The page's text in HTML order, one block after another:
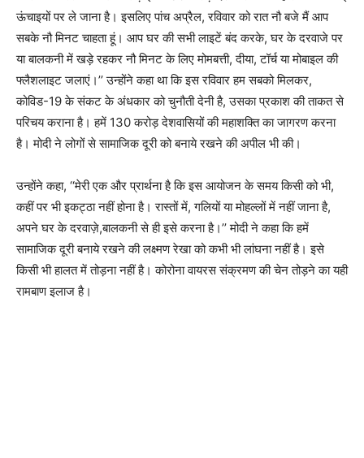
ऊंचाइयों पर ले जाना है। इसलिए पांच अप्रैल, रविवार को रात नौ बजे मैं आप
सबके नौ मिनट चाहता हूं। आप घर की सभी लाइटें बंद करके, घर के दरवाजे पर
या बालकनी में खड़े रहकर नौ मिनट के लिए मोमबत्ती, दीया, टॉर्च या मोबाइल की
फ्लैशलाइट जलाएं।’’ उन्होंने कहा था कि इस रविवार हम सबको मिलकर,
कोविड-19 के संकट के अंधकार को चुनौती देनी है, उसका प्रकाश की ताकत से
परिचय कराना है। हमें 130 करोड़ देशवासियों की महाशक्ति का जागरण करना
है। मोदी ने लोगों से सामाजिक दूरी को बनाये रखने की अपील भी की।
उन्होंने कहा, ‘‘मेरी एक और प्रार्थना है कि इस आयोजन के समय किसी को भी,
कहीं पर भी इकट्ठा नहीं होना है। रास्तों में, गलियों या मोहल्लों में नहीं जाना है,
अपने घर के दरवाज़े,बालकनी से ही इसे करना है।’’ मोदी ने कहा कि हमें
सामाजिक दूरी बनाये रखने की लक्ष्मण रेखा को कभी भी लांघना नहीं है। इसे
किसी भी हालत में तोड़ना नहीं है। कोरोना वायरस संक्रमण की चेन तोड़ने का यही
रामबाण इलाज है।